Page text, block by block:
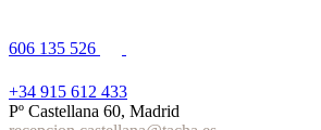
606 135 526
+34 915 612 433
Pº Castellana 60, Madrid